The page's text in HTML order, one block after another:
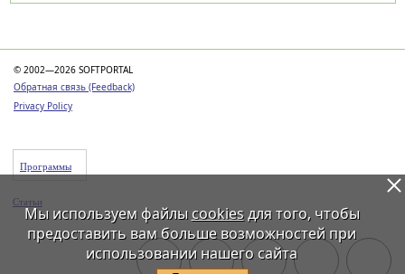
© 2002—2026 SOFTPORTAL
Обратная связь (Feedback)
Privacy Policy
Программы
Статьи
Мы используем файлы cookiesдля того, чтобы
предоставить вам больше возможностей при
использовании нашего сайта